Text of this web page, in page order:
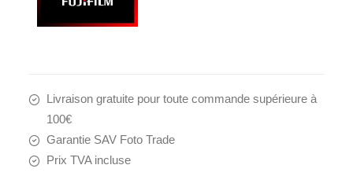
Livraison gratuite pour toute commande supérieure à
100€
Garantie SAV Foto Trade
Prix TVA incluse